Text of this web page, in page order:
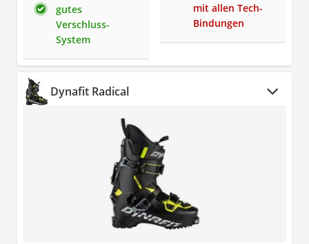
gutes
Verschluss-
System
mit allen Tech-
Bindungen
Dynafit Radical